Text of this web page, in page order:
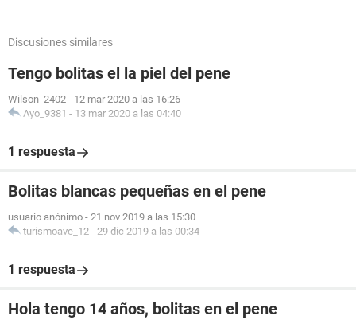
Discusiones similares
Tengo bolitas el la piel del pene
Wilson_2402 - 12 mar 2020 a las 16:26
Ayo_9381 - 13 mar 2020 a las 04:40
1 respuesta
Bolitas blancas pequeñas en el pene
usuario anónimo - 21 nov 2019 a las 15:30
turismoave_12 - 29 dic 2019 a las 00:34
1 respuesta
Hola tengo 14 años, bolitas en el pene